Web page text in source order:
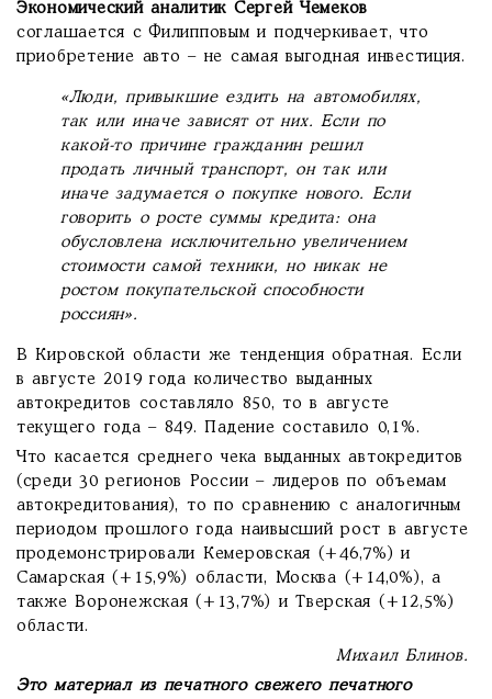
Экономический аналитик Сергей Чемеков
соглашается с Филипповым и подчеркивает, что
приобретение авто – не самая выгодная инвестиция.
«Люди, привыкшие ездить на автомобилях,
так или иначе зависят от них. Если по
какой-то причине гражданин решил
продать личный транспорт, он так или
иначе задумается о покупке нового. Если
говорить о росте суммы кредита: она
обусловлена исключительно увеличением
стоимости самой техники, но никак не
ростом покупательской способности
россиян».
В Кировской области же тенденция обратная. Если
в августе 2019 года количество выданных
автокредитов составляло 850, то в августе
текущего года – 849. Падение составило 0,1%.
Что касается среднего чека выданных автокредитов
(среди 30 регионов России – лидеров по объемам
автокредитования), то по сравнению с аналогичным
периодом прошлого года наивысший рост в августе
продемонстрировали Кемеровская (+46,7%) и
Самарская (+15,9%) области, Москва (+14,0%), а
также Воронежская (+13,7%) и Тверская (+12,5%)
области.
Михаил Блинов.
Это материал из печатного свежего печатного